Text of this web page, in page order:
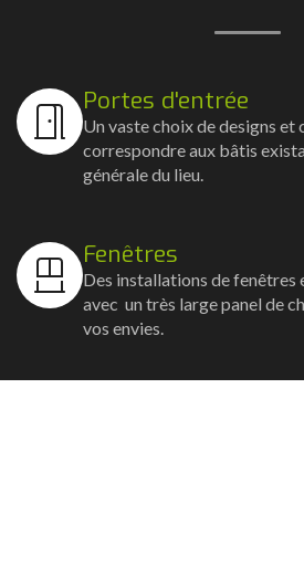
Portes d'entrée
Un vaste choix de designs et
correspondre aux bâtis
générale du lieu.
Fenêtres
Des installations de fenêtres
avec un très large panel de
vos envies.